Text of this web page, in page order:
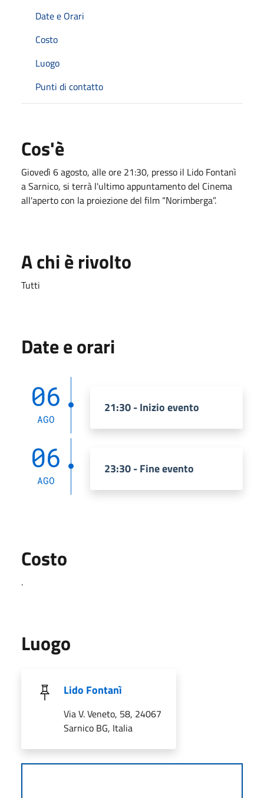
Date e Orari
Costo
Luogo
Punti di contatto
Cos'è
Giovedì 6 agosto, alle ore 21:30, presso il Lido Fontanì
a Sarnico, si terrà l'ultimo appuntamento del Cinema
all'aperto con la proiezione del film “Norimberga”.
A chi è rivolto
Tutti
Date e orari
06
AGO
21:30 - Inizio evento
06
AGO
23:30 - Fine evento
Costo
.
Luogo
Lido Fontanì
Via V. Veneto, 58, 24067
Sarnico BG, Italia